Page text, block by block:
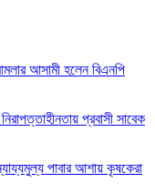
আসামী হলেন বিএনপি
প্রবাসী সাবেক
পাবার আশায় কৃষকেরা